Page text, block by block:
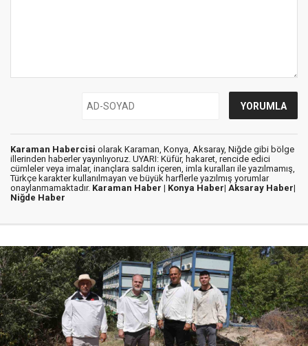
Karaman Habercisi olarak Karaman, Konya, Aksaray, Niğde gibi bölge
illerinden haberler yayınlıyoruz. UYARI: Küfür, hakaret, rencide edici
cümleler veya imalar, inançlara saldırı içeren, imla kuralları ile yazılmamış,
Türkçe karakter kullanılmayan ve büyük harflerle yazılmış yorumlar
onaylanmamaktadır. Karaman Haber | Konya Haber| Aksaray Haber|
Niğde Haber